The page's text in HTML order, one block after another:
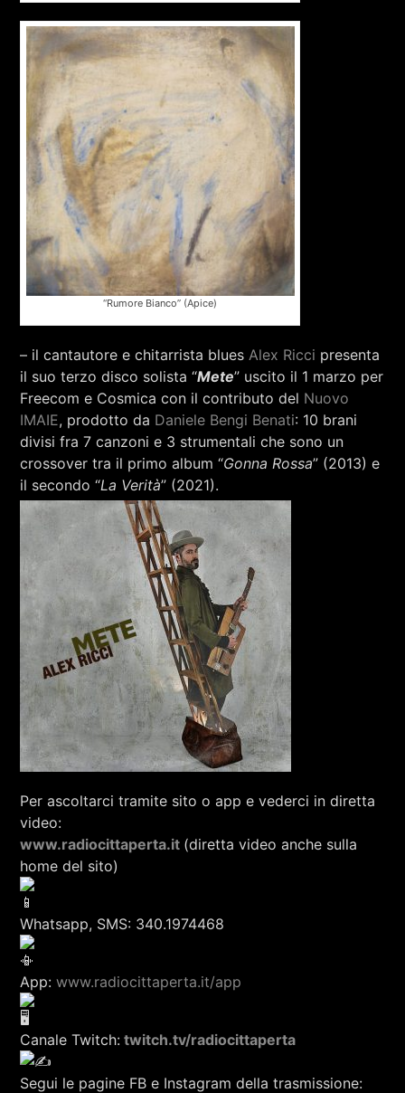
“Rumore Bianco” (Apice)
– il cantautore e chitarrista blues Alex Ricci presenta
il suo terzo disco solista “Mete” uscito il 1 marzo per
Freecom e Cosmica con il contributo del Nuovo
IMAIE, prodotto da Daniele Bengi Benati: 10 brani
divisi fra 7 canzoni e 3 strumentali che sono un
crossover tra il primo album “Gonna Rossa” (2013) e
il secondo “La Verità” (2021).
Per ascoltarci tramite sito o app e vederci in diretta
video:
www.radiocittaperta.it (diretta video anche sulla
home del sito)
Whatsapp, SMS: 340.1974468
App:www.radiocittaperta.it/app
Canale Twitch: twitch.tv/radiocittaperta
Segui le pagine FB e Instagram della trasmissione: